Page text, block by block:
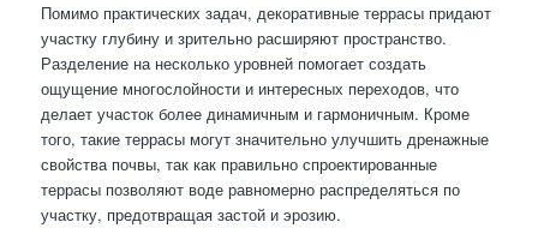
Помимо практических задач, декоративные террасы придают
участку глубину и зрительно расширяют пространство.
Разделение на несколько уровней помогает создать
ощущение многослойности и интересных переходов, что
делает участок более динамичным и гармоничным. Кроме
того, такие террасы могут значительно улучшить дренажные
свойства почвы, так как правильно спроектированные
террасы позволяют воде равномерно распределяться по
участку, предотвращая застой и эрозию.